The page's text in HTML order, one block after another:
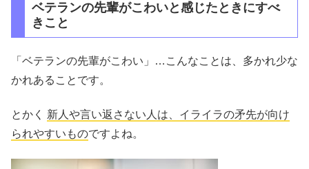
ベテランの先輩がこわいと感じたときにすべ
きこと
「ベテランの先輩がこわい」…こんなことは、多かれ少な
かれあることです。
とかく 新人や言い返さない人は、イライラの矛先が向け
られやすいものですよね。